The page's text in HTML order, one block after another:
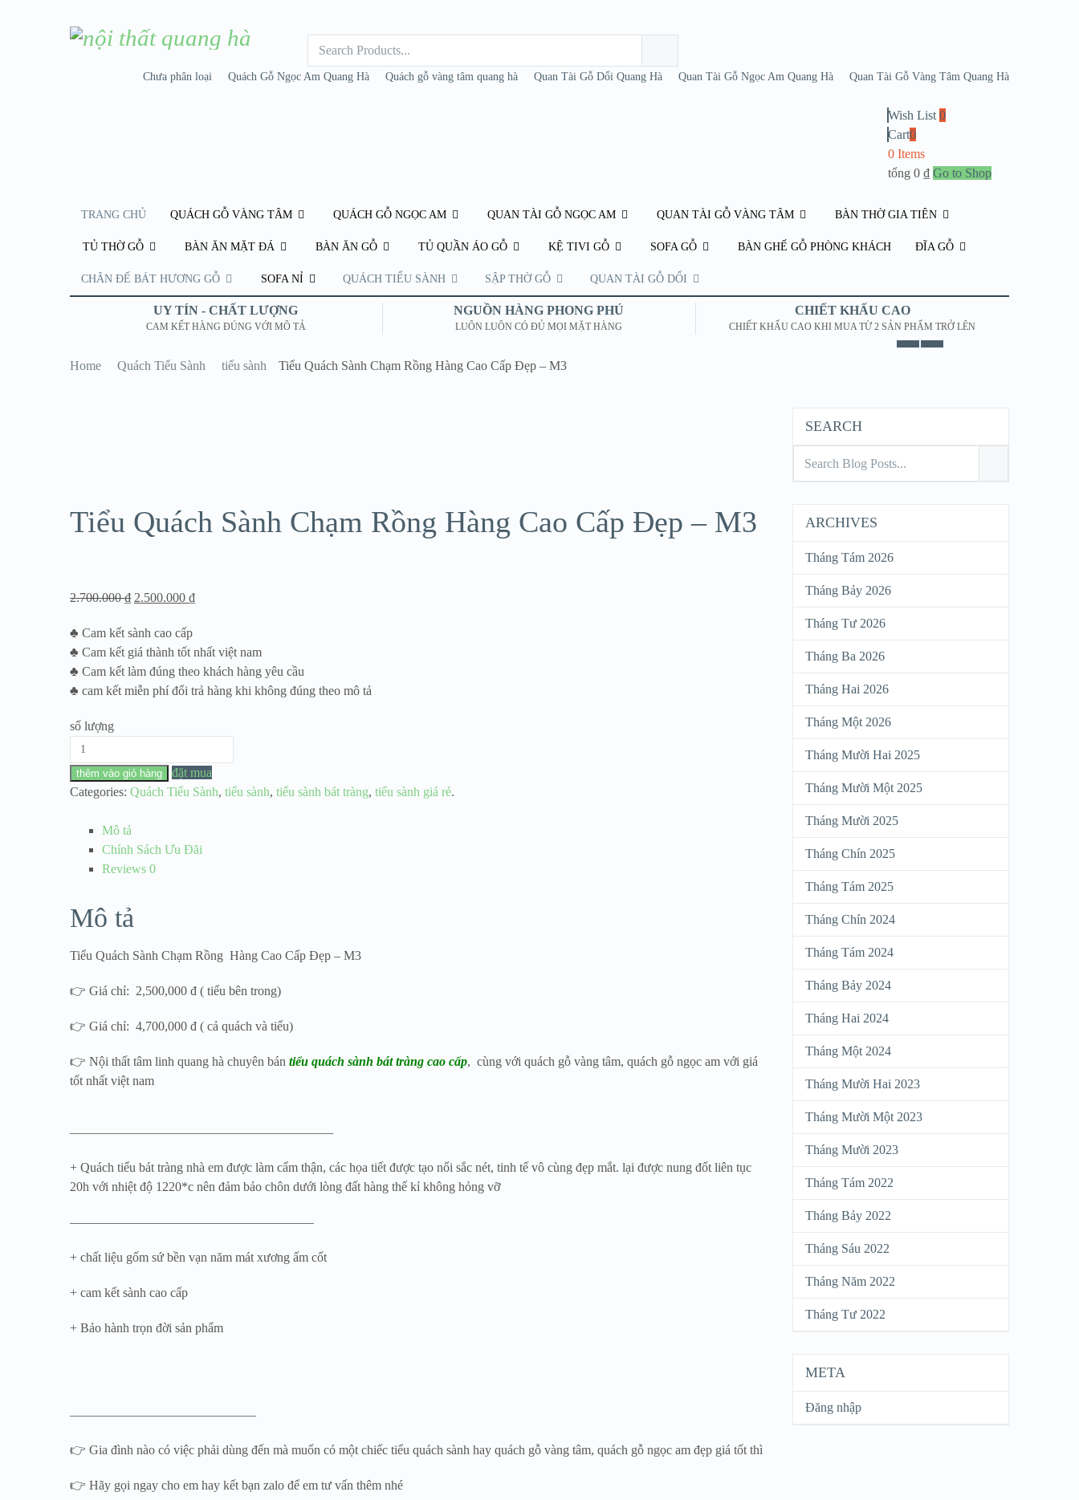
Chưa phân loại Quách Gỗ Ngọc Am Quang Hà Quách gỗ vàng tâm quang hà Quan Tài Gỗ Dổi Quang Hà Quan Tài Gỗ Ngọc Am Quang Hà Quan Tài Gỗ Vàng Tâm Quang Hà
Wish List 0
Cart0
0 Items
tổng 0 ₫ Go to Shop
TRANG CHỦ QUÁCH GỖ VÀNG TÂM QUÁCH GỖ NGỌC AM QUAN TÀI GỖ NGỌC AM QUAN TÀI GỖ VÀNG TÂM BÀN THỜ GIA TIÊN
TỦ THỜ GỖ BÀN ĂN MẶT ĐÁ BÀN ĂN GỖ TỦ QUẦN ÁO GỖ KỆ TIVI GỖ SOFA GỖ BÀN GHẾ GỖ PHÒNG KHÁCH ĐĨA GỖ
CHÂN ĐẾ BÁT HƯƠNG GỖ SOFA NỈ QUÁCH TIỂU SÀNH SẬP THỜ GỖ QUAN TÀI GỖ DỔI
UY TÍN - CHẤT LƯỢNG
CAM KẾT HÀNG ĐÚNG VỚI MÔ TẢ
NGUỒN HÀNG PHONG PHÚ
LUÔN LUÔN CÓ ĐỦ MỌI MẶT HÀNG
CHIẾT KHẤU CAO
CHIẾT KHẤU CAO KHI MUA TỪ 2 SẢN PHẨM TRỞ LÊN
Home Quách Tiểu Sành tiểu sành Tiểu Quách Sành Chạm Rồng Hàng Cao Cấp Đẹp – M3
Tiểu Quách Sành Chạm Rồng Hàng Cao Cấp Đẹp – M3
2.700.000₫ 2.500.000 ₫
♣ Cam kết sành cao cấp
♣ Cam kết giá thành tốt nhất việt nam
♣ Cam kết làm đúng theo khách hàng yêu cầu
♣ cam kết miễn phí đổi trả hàng khi không đúng theo mô tả
số lượng
Tiểu
Quách
Sành
Chạm
M3
lượng
thêm vào giỏ hàng
đặt mua
Categories: Quách Tiểu Sành, tiểu sành, tiểu sành bát tràng, tiểu sành giá rẻ.
Mô tả
Chính Sách Ưu Đãi
Reviews 0
Mô tả
Tiểu Quách Sành Chạm Rồng Hàng Cao Cấp Đẹp – M3
👉 Giá chỉ: 2,500,000 đ ( tiểu bên trong)
👉 Giá chỉ: 4,700,000 đ ( cả quách và tiểu)
👉 Nội thất tâm linh quang hà chuyên bán tiểu quách sành bát tràng cao cấp, cùng với quách gỗ vàng tâm, quách gỗ ngọc am với giá
tốt nhất việt nam
————————————————————–
+ Quách tiểu bát tràng nhà em được làm cẩm thận, các họa tiết được tạo nổi sắc nét, tinh tế vô cùng đẹp mắt. lại được nung đốt liên tục
20h với nhiệt độ 1220*c nên đảm bảo chôn dưới lòng đất hàng thế kỉ không hỏng vỡ
———————————————————
+ chất liệu gốm sứ bền vạn năm mát xương ấm cốt
+ cam kết sành cao cấp
+ Bảo hành trọn đời sản phẩm
——————————————–
👉 Gia đình nào có việc phải dùng đến mà muốn có một chiếc tiểu quách sành hay quách gỗ vàng tâm, quách gỗ ngọc am đẹp giá tốt thì
👉 Hãy gọi ngay cho em hay kết bạn zalo để em tư vấn thêm nhé
SEARCH
ARCHIVES
Tháng Tám 2026
Tháng Bảy 2026
Tháng Tư 2026
Tháng Ba 2026
Tháng Hai 2026
Tháng Một 2026
Tháng Mười Hai 2025
Tháng Mười Một 2025
Tháng Mười 2025
Tháng Chín 2025
Tháng Tám 2025
Tháng Chín 2024
Tháng Tám 2024
Tháng Bảy 2024
Tháng Hai 2024
Tháng Một 2024
Tháng Mười Hai 2023
Tháng Mười Một 2023
Tháng Mười 2023
Tháng Tám 2022
Tháng Bảy 2022
Tháng Sáu 2022
Tháng Năm 2022
Tháng Tư 2022
META
Đăng nhập